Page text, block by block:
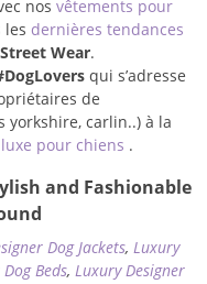
nos vêtements pour
les dernières tendances
Wear.
qui s’adresse
de
yorkshire, carlin..) à la
pour chiens .
and Fashionable
Dog Jackets, Luxury
Beds, Luxury Designer